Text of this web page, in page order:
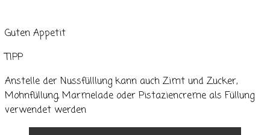
Guten Appetit
TIPP
Anstelle der Nussfülllung kann auch Zimt und Zucker,
Mohnfüllung, Marmelade oder Pistaziencreme als Füllung
verwendet werden